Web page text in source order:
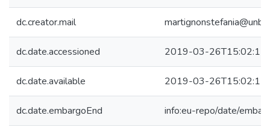
dc.creator.mail
dc.date.accessioned 2019-03-
dc.date.available 2019-03-
dc.date.embargoEnd info:eu-repo/date/